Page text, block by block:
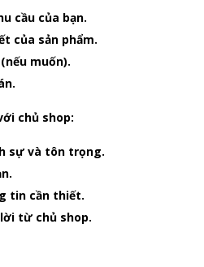
cầu của bạn.
của sản phẩm.
muốn).
chủ shop:
sự và tôn trọng.
tin cần thiết.
từ chủ shop.